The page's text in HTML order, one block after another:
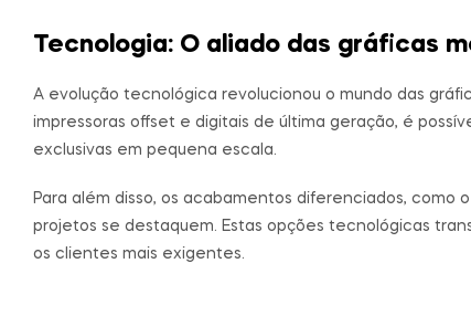
Tecnologia: O aliado das gráficas
A evolução tecnológica revolucionou o mundo das
impressoras offset e digitais de última geração, é
exclusivas em pequena escala.
Para além disso, os acabamentos diferenciados, como
projetos se destaquem. Estas opções tecnológicas
os clientes mais exigentes.